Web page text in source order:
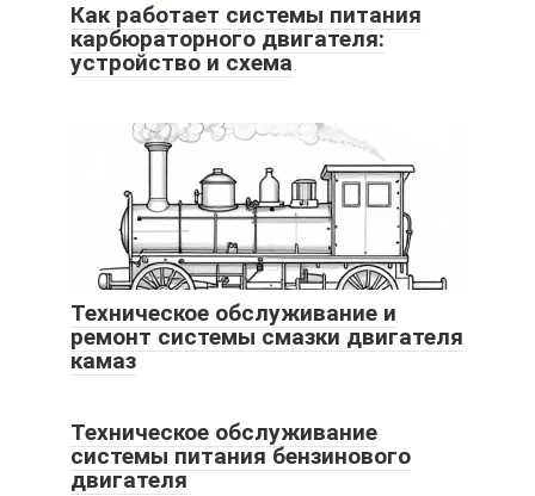
Как работает системы питания
карбюраторного двигателя:
устройство и схема
Техническое обслуживание и
ремонт системы смазки двигателя
камаз
Техническое обслуживание
системы питания бензинового
двигателя